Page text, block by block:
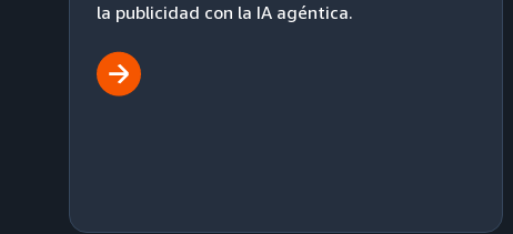
la publicidad con la IA agéntica.